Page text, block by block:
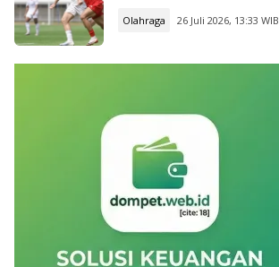
Olahraga 26 Juli 2026, 13:33 WIB